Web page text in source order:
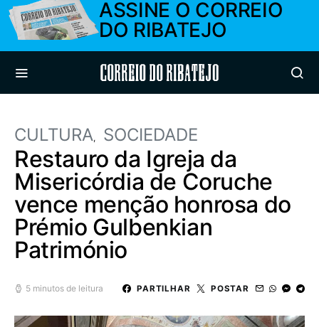
ASSINE O CORREIO
DO RIBATEJO
Correio do Ribatejo
CULTURA SOCIEDADE
Restauro da Igreja da
Misericórdia de Coruche
vence menção honrosa do
Prémio Gulbenkian
Património
5 minutos de leitura PARTILHAR POSTAR